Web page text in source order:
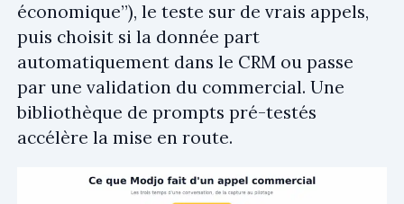
économique”), le teste sur de vrais appels,
puis choisit si la donnée part
automatiquement dans le CRM ou passe
par une validation du commercial. Une
bibliothèque de prompts pré-testés
accélère la mise en route.